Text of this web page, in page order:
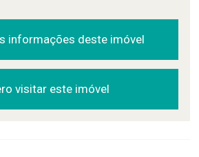
informações deste imóvel
visitar este imóvel